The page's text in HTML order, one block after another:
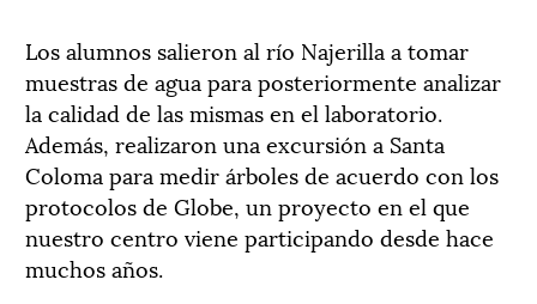
Los alumnos salieron al río Najerilla a tomar
muestras de agua para posteriormente analizar
la calidad de las mismas en el laboratorio.
Además, realizaron una excursión a Santa
Coloma para medir árboles de acuerdo con los
protocolos de Globe, un proyecto en el que
nuestro centro viene participando desde hace
muchos años.